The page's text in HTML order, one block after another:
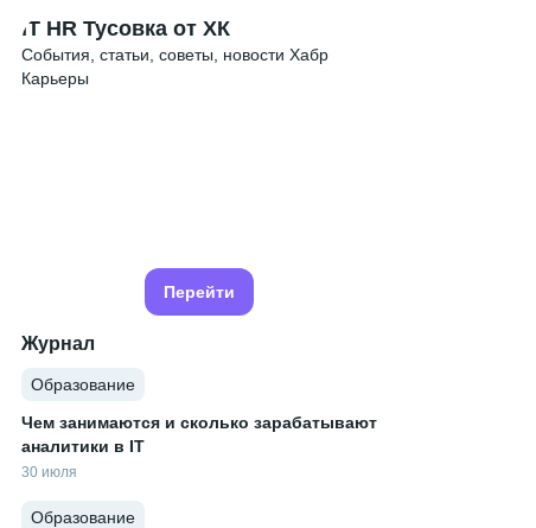
IT HR Тусовка от ХК
События, статьи, советы, новости Хабр
Карьеры
Перейти
Журнал
Образование
Чем занимаются и сколько зарабатывают
аналитики в IT
30 июля
Образование